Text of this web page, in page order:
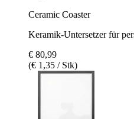
Ceramic Coaster
Keramik-Untersetzer für
€ 80,99
(€ 1,35 / Stk)